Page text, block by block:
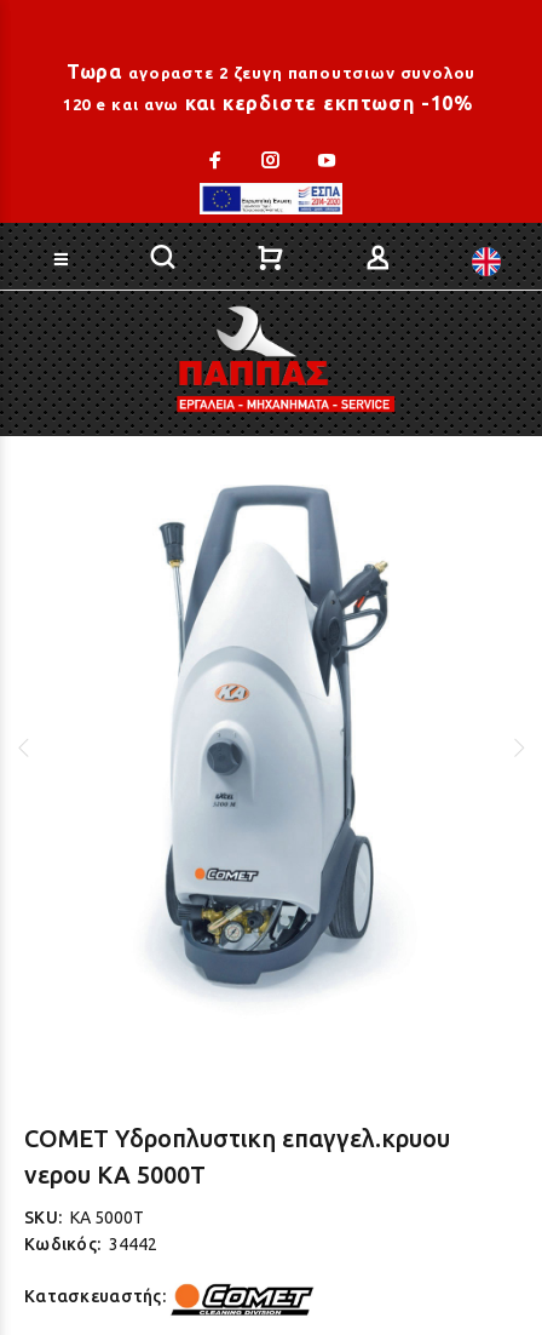
Τωρα αγοραστε 2 ζευγη παπουτσιων συνολου
120 e και ανω και κερδιστε εκπτωση -10%
COMET Yδροπλυστικη επαγγελ.κρυου
νερου KA 5000T
SKU: KA 5000T
Κωδικός: 34442
Κατασκευαστής: